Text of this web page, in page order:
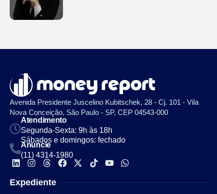
Avenida Presidente Juscelino Kubitschek, 28 - Cj. 101 - Vila
Nova Conceição, São Paulo - SP, CEP 04543-000
Atendimento
Segunda-Sexta: 9h às 18h
Sábados e domingos: fechado
Anuncie
(11) 4314-1980
Expediente